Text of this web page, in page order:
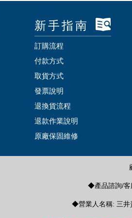
新手指南
訂購流程
付款方式
取貨方式
發票說明
退換貨流程
退款作業說明
原廠保固維修
◆產品諮詢/客
◆營業人名稱: 三井